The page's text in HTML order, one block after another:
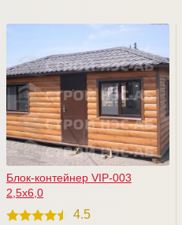
не найдете. Приходите к нам на
Выставочную площадку,
рассмотрите БЫТОВКИ поближе,
уверяем Вас, что Вы не останетесь
равнодушными
Блок-контейнер VIP-003
2,5х6,0
4.5